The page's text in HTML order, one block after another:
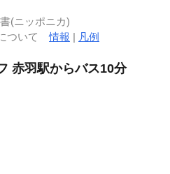
(ニッポニカ)
について情報 | 凡例
赤羽駅からバス10分